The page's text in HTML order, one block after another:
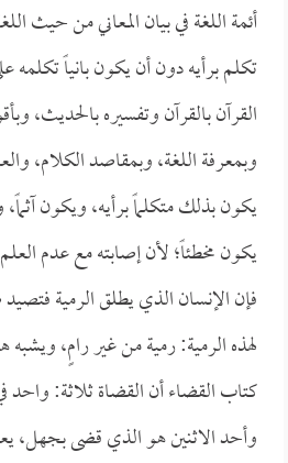
أئمة اللغة في بيان المعاني من حيث
تكلم برأيه دون أن يكون بانياً
القرآن بالقرآن وتفسيره بالحديث،
وبمعرفة اللغة، وبمقاصد الكلام،
يكون بذلك متكلماً برأيه، ويكون
يكون مخطئاً؛ لأن إصابته مع عدم
فإن الإنسان الذي يطلق الرمية
لهذه الرمية: رمية من غير رامٍ،
كتاب القضاء أن القضاة ثلاثة: واحد
وأحد الاثنين هو الذي قضى بجهل،